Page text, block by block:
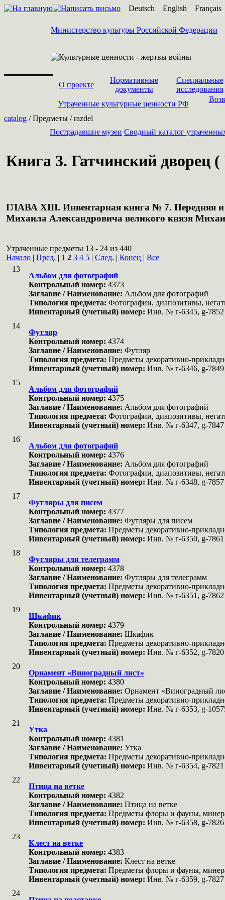
Deutsch English Français
Министерство культуры Российской Федерации
О проекте
Нормативные
документы
Специальные
исследования
Утраченные культурные ценности РФ
catalog / Предметы / razdel
Пострадавшие музеи Cводный каталог
Книга 3. Гатчинский дворец
ГЛАВА XIII. Инвентарная книга № 7. Передняя и
Михаила Александровича великого князя
Утраченные предметы 13 - 24 из 440
Начало | Пред. | 1 2 3 4 5 | След. | Конец | Все
13
Альбом для фотографий
Контрольный номер: 4373
Заглавие / Наименование: Альбом для фотографий
Типология предмета: Фотографии, диапозитивы,
Инвентарный (учетный) номер: Инв. № г-6345, g-7852
14
Футляр
Контрольный номер: 4374
Заглавие / Наименование: Футляр
Типология предмета: Предметы декоративно-
Инвентарный (учетный) номер: Инв. № г-6346, g-7849
15
Альбом для фотографий
Контрольный номер: 4375
Заглавие / Наименование: Альбом для фотографий
Типология предмета: Фотографии, диапозитивы,
Инвентарный (учетный) номер: Инв. № г-6347, g-7847
16
Альбом для фотографий
Контрольный номер: 4376
Заглавие / Наименование: Альбом для фотографий
Типология предмета: Фотографии, диапозитивы,
Инвентарный (учетный) номер: Инв. № г-6348, g-7857
17
Футляры для писем
Контрольный номер: 4377
Заглавие / Наименование: Футляры для писем
Типология предмета: Предметы декоративно-
Инвентарный (учетный) номер: Инв. № г-6350, g-7861
18
Футляры для телеграмм
Контрольный номер: 4378
Заглавие / Наименование: Футляры для телеграмм
Типология предмета: Предметы декоративно-
Инвентарный (учетный) номер: Инв. № г-6351, g-7862
19
Шкафик
Контрольный номер: 4379
Заглавие / Наименование: Шкафик
Типология предмета: Предметы декоративно-
Инвентарный (учетный) номер: Инв. № г-6352, g-7820
20
Орнамент «Виноградный лист»
Контрольный номер: 4380
Заглавие / Наименование: Орнамент «Виноградный
Типология предмета: Предметы декоративно-
Инвентарный (учетный) номер: Инв. № г-6353, g-
21
Утка
Контрольный номер: 4381
Заглавие / Наименование: Утка
Типология предмета: Предметы декоративно-
Инвентарный (учетный) номер: Инв. № г-6354, g-7821
22
Птица на ветке
Контрольный номер: 4382
Заглавие / Наименование: Птица на ветке
Типология предмета: Предметы флоры и фауны,
Инвентарный (учетный) номер: Инв. № г-6358, g-7826
23
Клест на ветке
Контрольный номер: 4383
Заглавие / Наименование: Клест на ветке
Типология предмета: Предметы флоры и фауны,
Инвентарный (учетный) номер: Инв. № г-6359, g-7827
24